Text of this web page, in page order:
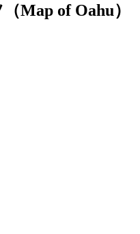
Map of Oahu）